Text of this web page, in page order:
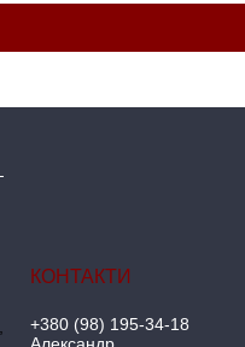
+380 (98) 195-34-18